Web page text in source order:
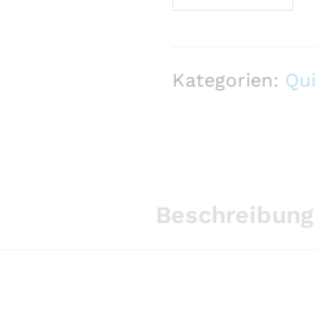
Anzahl
Kategorien:
Beschreibung